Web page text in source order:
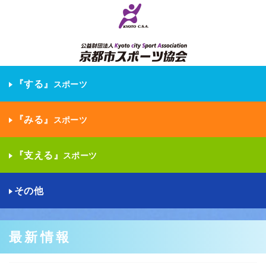
『する』 スポーツ
『みる』 スポーツ
『支える』 スポーツ
その他
最新情報